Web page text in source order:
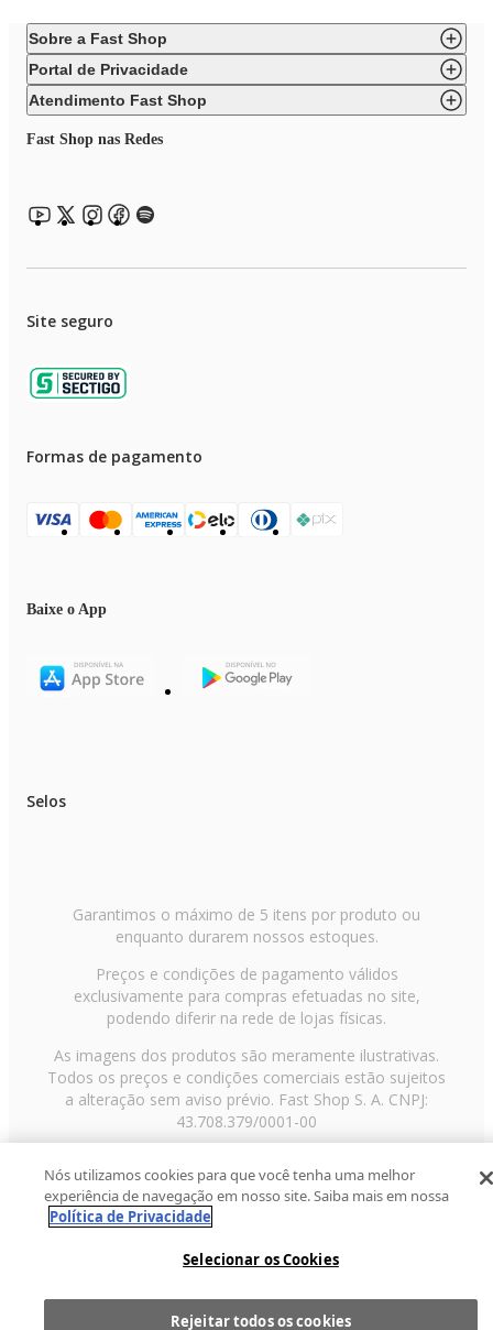
Sobre a Fast Shop
Portal de Privacidade
Atendimento Fast Shop
Fast Shop nas Redes
Site seguro
Formas de pagamento
Baixe o App
Selos
Garantimos o máximo de 5 itens por produto ou
enquanto durarem nossos estoques.
Preços e condições de pagamento válidos
exclusivamente para compras efetuadas no site,
podendo diferir na rede de lojas físicas.
As imagens dos produtos são meramente ilustrativas.
Todos os preços e condições comerciais estão sujeitos
a alteração sem aviso prévio. Fast Shop S. A. CNPJ:
43.708.379/0001-00
Paulo/SP, CEP 02029-001, Telefone: 11 3003-3728 ©
2013 Fast Shop - Todos os direitos reservadosRF
Nós utilizamos cookies para que você tenha uma melhor
experiência de navegação em nosso site. Saiba mais em nossa
Política de Privacidade
Selecionar os Cookies
Rejeitar todos os cookies